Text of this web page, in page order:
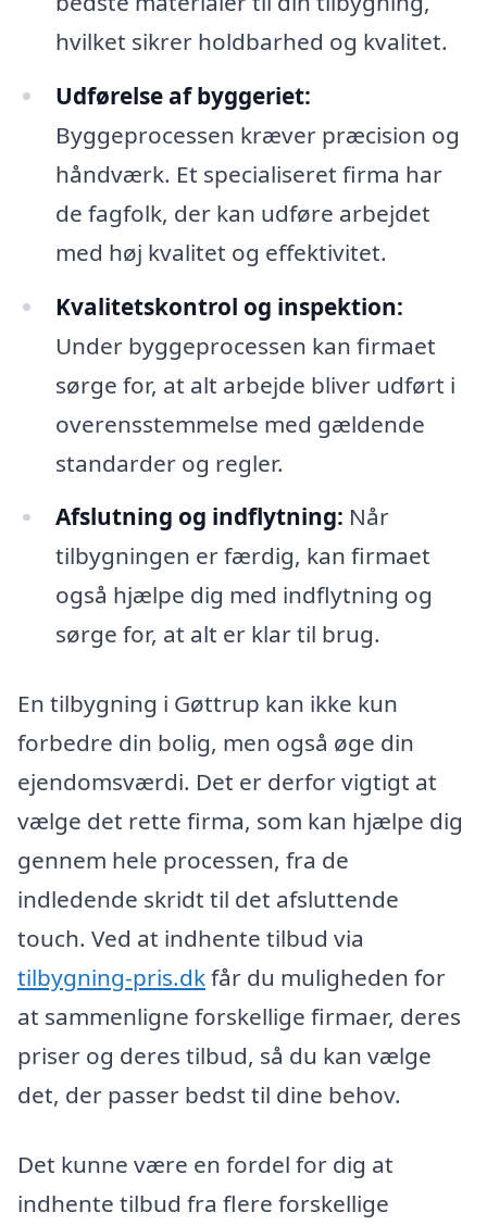
hvilket sikrer holdbarhed og kvalitet.
Udførelse af byggeriet:
Byggeprocessen kræver præcision og
håndværk. Et specialiseret firma har
de fagfolk, der kan udføre arbejdet
med høj kvalitet og effektivitet.
Kvalitetskontrol og inspektion:
Under byggeprocessen kan firmaet
sørge for, at alt arbejde bliver udført i
overensstemmelse med gældende
standarder og regler.
Afslutning og indflytning: Når
tilbygningen er færdig, kan firmaet
også hjælpe dig med indflytning og
sørge for, at alt er klar til brug.
En tilbygning i Gøttrup kan ikke kun
forbedre din bolig, men også øge din
ejendomsværdi. Det er derfor vigtigt at
vælge det rette firma, som kan hjælpe dig
gennem hele processen, fra de
indledende skridt til det afsluttende
touch. Ved at indhente tilbud via
tilbygning-pris.dkfår du muligheden for
at sammenligne forskellige firmaer, deres
priser og deres tilbud, så du kan vælge
det, der passer bedst til dine behov.
Det kunne være en fordel for dig at
indhente tilbud fra flere forskellige